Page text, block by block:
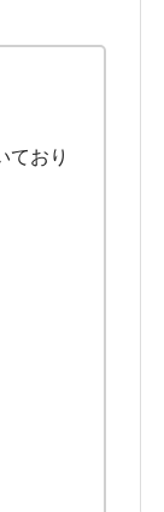
ており